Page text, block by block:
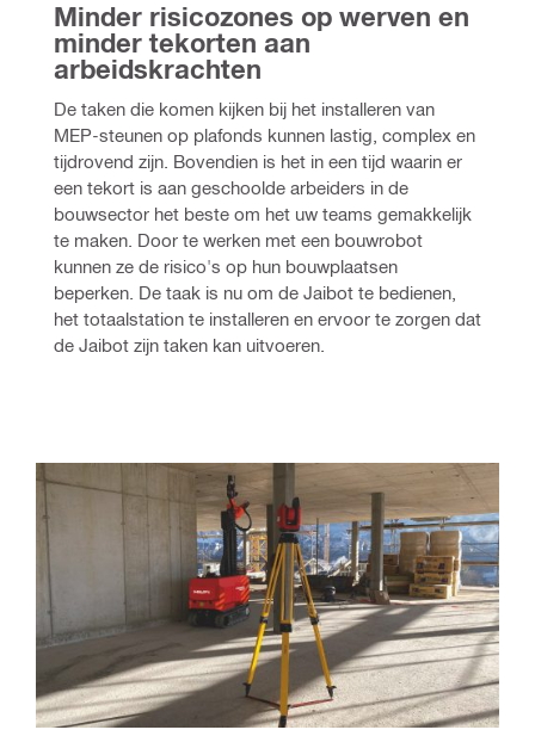
Minder risicozones op werven en
minder tekorten aan
arbeidskrachten
De taken die komen kijken bij het installeren van
MEP-steunen op plafonds kunnen lastig, complex en
tijdrovend zijn. Bovendien is het in een tijd waarin er
een tekort is aan geschoolde arbeiders in de
bouwsector het beste om het uw teams gemakkelijk
te maken. Door te werken met een bouwrobot
kunnen ze de risico's op hun bouwplaatsen
beperken. De taak is nu om de Jaibot te bedienen,
het totaalstation te installeren en ervoor te zorgen dat
de Jaibot zijn taken kan uitvoeren.